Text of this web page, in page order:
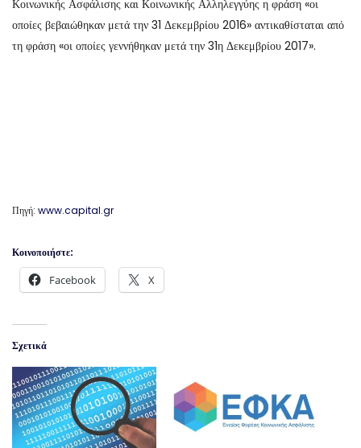
Κοινωνικής Ασφάλισης και Κοινωνικής Αλληλεγγύης η φράση «οι
οποίες βεβαιώθηκαν μετά την 31 Δεκεμβρίου 2016» αντικαθίσταται από
τη φράση «οι οποίες γεννήθηκαν μετά την 31η Δεκεμβρίου 2017».
Πηγή: www.capital.gr
Κοινοποιήστε:
Facebook X
Σχετικά